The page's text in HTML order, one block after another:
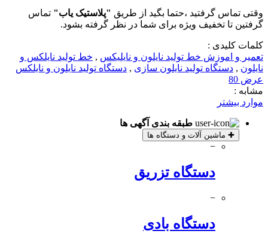
وقتی تماس گرفتید ،حتما بگید از طریق "پلاستیک یاب" تماس
گرفتین تا تخفیف ویژه برای شما در نظر گرفته بشود.
کلمات کلیدی :
تعمیر و اموزش خط تولید نایلون و نایلیکس , خط تولید نایلکس و
نایلون , دستگاه تولید نایلون سازی , دستگاه تولید نایلون و نایلکس
عرض 80
مشابه :
موارد بیشتر
طبقه بندی آگهی ها
✚ ماشین آلات و دستگاه ها
−
دستگاه تزریق
−
دستگاه بادی